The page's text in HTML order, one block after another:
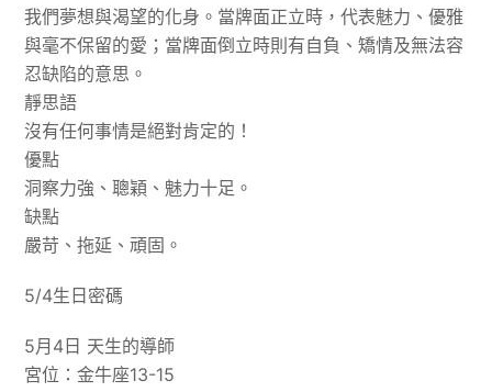
我們夢想與渴望的化身。當牌面正立時，代表魅力、優雅
與毫不保留的愛；當牌面倒立時則有自負、矯情及無法容
忍缺陷的意思。
靜思語
沒有任何事情是絕對肯定的！
優點
洞察力強、聰穎、魅力十足。
缺點
嚴苛、拖延、頑固。
5/4生日密碼
5月4日 天生的導師
宮位：金牛座13-15